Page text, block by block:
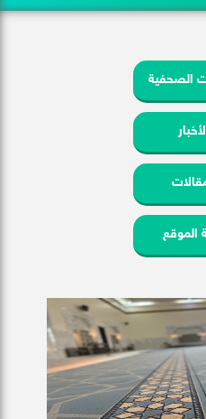
الصحفية
الموقع